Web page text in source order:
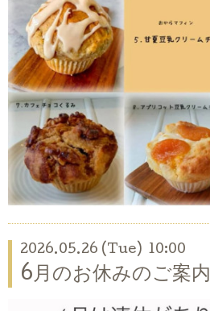
2026.05.26 (Tue) 10:00
6月のお休みのご案内